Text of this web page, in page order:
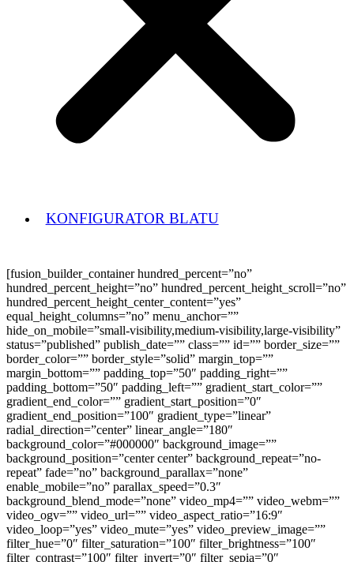
KONFIGURATOR BLATU
[fusion_builder_container hundred_percent=”no”
hundred_percent_height=”no” hundred_percent_height_scroll=”no”
hundred_percent_height_center_content=”yes”
equal_height_columns=”no” menu_anchor=””
hide_on_mobile=”small-visibility,medium-visibility,large-visibility”
status=”published” publish_date=”” class=”” id=”” border_size=””
border_color=”” border_style=”solid” margin_top=””
margin_bottom=”” padding_top=”50″ padding_right=””
padding_bottom=”50″ padding_left=”” gradient_start_color=””
gradient_end_color=”” gradient_start_position=”0″
gradient_end_position=”100″ gradient_type=”linear”
radial_direction=”center” linear_angle=”180″
background_color=”#000000″ background_image=””
background_position=”center center” background_repeat=”no-
repeat” fade=”no” background_parallax=”none”
enable_mobile=”no” parallax_speed=”0.3″
background_blend_mode=”none” video_mp4=”” video_webm=””
video_ogv=”” video_url=”” video_aspect_ratio=”16:9″
video_loop=”yes” video_mute=”yes” video_preview_image=””
filter_hue=”0″ filter_saturation=”100″ filter_brightness=”100″
filter_contrast=”100″ filter_invert=”0″ filter_sepia=”0″